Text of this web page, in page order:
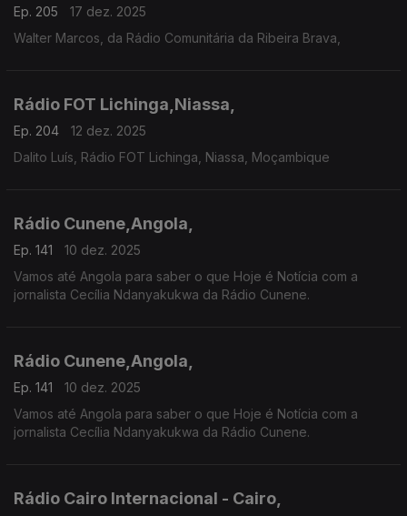
Ep. 205
17 dez. 2025
Walter Marcos, da Rádio Comunitária da Ribeira Brava,
Rádio FOT Lichinga,Niassa,
Ep. 204
12 dez. 2025
Dalito Luís, Rádio FOT Lichinga, Niassa, Moçambique
Rádio Cunene,Angola,
Ep. 141
10 dez. 2025
Vamos até Angola para saber o que Hoje é Notícia com a
jornalista Cecília Ndanyakukwa da Rádio Cunene.
Rádio Cunene,Angola,
Ep. 141
10 dez. 2025
Vamos até Angola para saber o que Hoje é Notícia com a
jornalista Cecília Ndanyakukwa da Rádio Cunene.
Rádio Cairo Internacional - Cairo,